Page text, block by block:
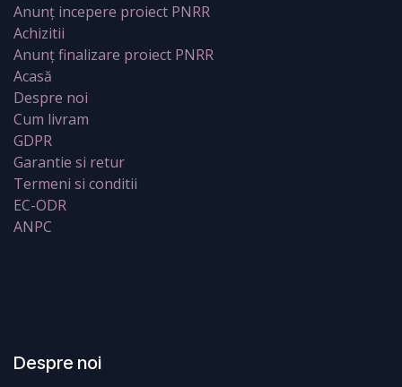
Anunț incepere proiect PNRR
Achizitii
Anunț finalizare proiect PNRR
Acasă
Despre noi
Cum livram
GDPR
Garantie si retur
Termeni si conditii
EC-ODR
ANPC
Despre noi